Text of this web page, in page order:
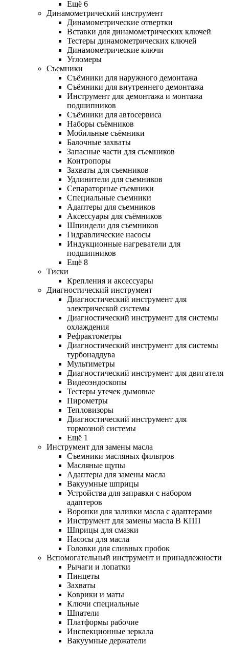
Ещё 6
Динамометрический инструмент
Динамометрические отвертки
Вставки для динамометрических ключей
Тестеры динамометрических ключей
Динамометрические ключи
Угломеры
Съемники
Съёмники для наружного демонтажа
Съёмники для внутреннего демонтажа
Инструмент для демонтажа и монтажа
подшипников
Съёмники для автосервиса
Наборы съёмников
Мобильные съёмники
Балочные захваты
Запасные части для съемников
Контропоры
Захваты для съемников
Удлинители для съемников
Сепараторные съемники
Специальные съемники
Адаптеры для съемников
Аксессуары для съёмников
Шпиндели для съемников
Гидравлические насосы
Индукционные нагреватели для
подшипников
Ещё 8
Тиски
Крепления и аксессуары
Диагностический инструмент
Диагностический инструмент для
электрической системы
Диагностический инструмент для системы
охлаждения
Рефрактометры
Диагностический инструмент для системы
турбонаддува
Мультиметры
Диагностический инструмент для двигателя
Видеоэндоскопы
Тестеры утечек дымовые
Пирометры
Тепловизоры
Диагностический инструмент для
тормозной системы
Ещё 1
Инструмент для замены масла
Съемники масляных фильтров
Масляные щупы
Адаптеры для замены масла
Вакуумные шприцы
Устройства для заправки с набором
адаптеров
Воронки для заливки масла с адаптерами
Инструмент для замены масла В КПП
Шприцы для смазки
Насосы для масла
Головки для сливных пробок
Вспомогательный инструмент и принадлежности
Рычаги и лопатки
Пинцеты
Захваты
Коврики и маты
Ключи специальные
Шпатели
Платформы рабочие
Инспекционные зеркала
Вакуумные держатели